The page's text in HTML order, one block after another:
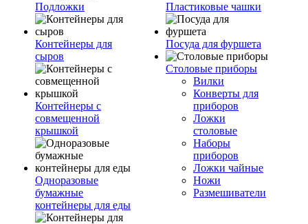
Подложки
Контейнеры для
сыров
Контейнеры с
совмещенной
крышкой
Одноразовые
бумажные
контейнеры для еды
Пластиковые чашки
Посуда для фуршета
Столовые приборы
Вилки
Конверты для
приборов
Ложки
столовые
Наборы
приборов
Ложки чайные
Ножи
Размешиватели